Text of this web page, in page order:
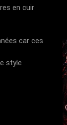
en cuir
car ces
style